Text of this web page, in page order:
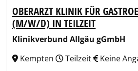
OBERARZT KLINIK FÜR
(M/W/D) IN TEILZEIT
Klinikverbund Allgäu gGmbH
Kempten
Teilzeit Keine